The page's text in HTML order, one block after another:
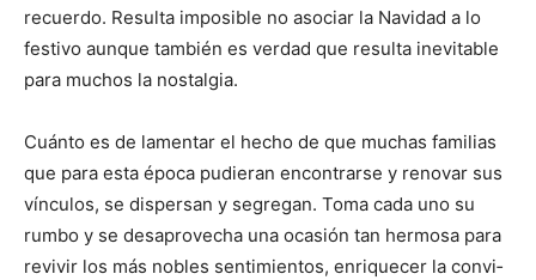
recuerdo. Resulta imposible no asociar la Navidad a lo
festivo aunque también es verdad que resulta inevitable
para muchos la nostalgia.
Cuánto es de lamentar el hecho de que muchas familias
que para esta época pudieran encontrarse y renovar sus
vínculos, se dispersan y segregan. Toma cada uno su
rumbo y se desaprovecha una ocasión tan hermosa para
revivir los más nobles sentimientos, enriquecer la convi­